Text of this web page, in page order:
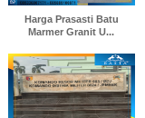
Harga Prasasti Batu
Marmer Granit U...